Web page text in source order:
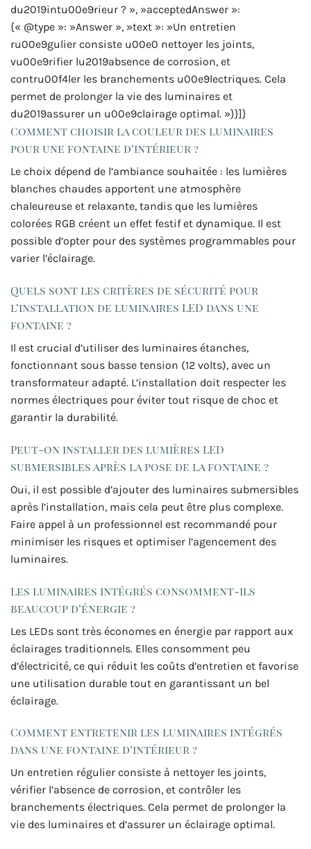
du2019intu00e9rieur ? », »acceptedAnswer »:
{« @type »: »Answer », »text »: »Un entretien
ru00e9gulier consiste u00e0 nettoyer les joints,
vu00e9rifier lu2019absence de corrosion, et
contru00f4ler les branchements u00e9lectriques. Cela
permet de prolonger la vie des luminaires et
du2019assurer un u00e9clairage optimal. »}}]}
Comment choisir la couleur des luminaires
pour une fontaine d’intérieur ?
Le choix dépend de l’ambiance souhaitée : les lumières
blanches chaudes apportent une atmosphère
chaleureuse et relaxante, tandis que les lumières
colorées RGB créent un effet festif et dynamique. Il est
possible d’opter pour des systèmes programmables pour
varier l’éclairage.
Quels sont les critères de sécurité pour
l’installation de luminaires LED dans une
fontaine ?
Il est crucial d’utiliser des luminaires étanches,
fonctionnant sous basse tension (12 volts), avec un
transformateur adapté. L’installation doit respecter les
normes électriques pour éviter tout risque de choc et
garantir la durabilité.
Peut-on installer des lumières LED
submersibles après la pose de la fontaine ?
Oui, il est possible d’ajouter des luminaires submersibles
après l’installation, mais cela peut être plus complexe.
Faire appel à un professionnel est recommandé pour
minimiser les risques et optimiser l’agencement des
luminaires.
Les luminaires intégrés consomment-ils
beaucoup d’énergie ?
Les LEDs sont très économes en énergie par rapport aux
éclairages traditionnels. Elles consomment peu
d’électricité, ce qui réduit les coûts d’entretien et favorise
une utilisation durable tout en garantissant un bel
éclairage.
Comment entretenir les luminaires intégrés
dans une fontaine d’intérieur ?
Un entretien régulier consiste à nettoyer les joints,
vérifier l’absence de corrosion, et contrôler les
branchements électriques. Cela permet de prolonger la
vie des luminaires et d’assurer un éclairage optimal.